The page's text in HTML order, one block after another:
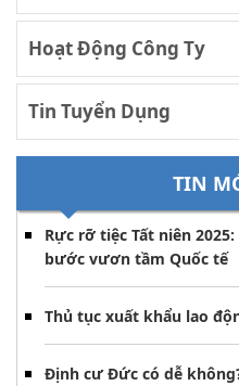
Hoạt Động Công Ty
Tin Tuyển Dụng
TIN
Rực rỡ tiệc Tất niên
bước vươn tầm Quốc tế
Thủ tục xuất khẩu lao
Định cư Đức có dễ